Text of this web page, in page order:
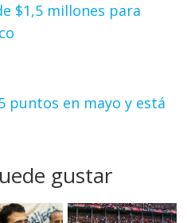
$1,5 millones para
puntos en mayo y está
gustar